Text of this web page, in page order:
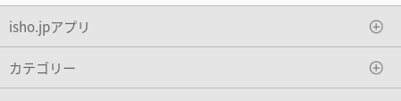
isho.jpアプリ
カテゴリー